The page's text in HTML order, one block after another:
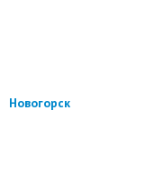
Новогорск